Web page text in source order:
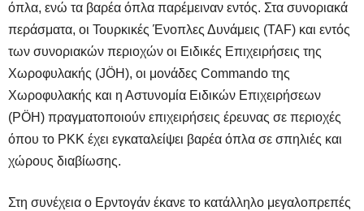
όπλα, ενώ τα βαρέα όπλα παρέμειναν εντός. Στα συνοριακά
περάσματα, οι Τουρκικές Ένοπλες Δυνάμεις (TAF) και εντός
των συνοριακών περιοχών οι Ειδικές Επιχειρήσεις της
Χωροφυλακής (JÖH), οι μονάδες Commando της
Χωροφυλακής και η Αστυνομία Ειδικών Επιχειρήσεων
(PÖH) πραγματοποιούν επιχειρήσεις έρευνας σε περιοχές
όπου το PKK έχει εγκαταλείψει βαρέα όπλα σε σπηλιές και
χώρους διαβίωσης.
Στη συνέχεια ο Ερντογάν έκανε το κατάλληλο μεγαλοπρεπές